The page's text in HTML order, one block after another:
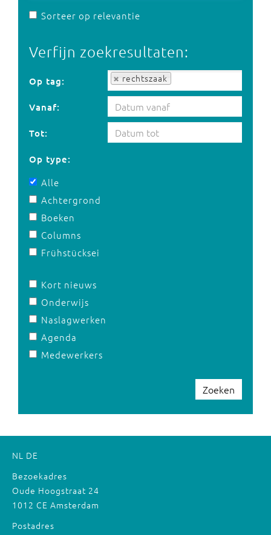
Sorteer op relevantie
Verfijn zoekresultaten:
Op tag: rechtszaak
Op tag:
Vanaf:
Tot:
Op type:
Alle
Achtergrond
Boeken
Columns
Frühstücksei
Kort nieuws
Onderwijs
Naslagwerken
Agenda
Medewerkers
Zoeken
NL DE
Bezoekadres
Oude Hoogstraat 24
1012 CE Amsterdam
Postadres